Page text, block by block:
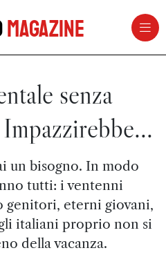
Magazine
senza
un bisogno. In modo
tutti: i ventenni
genitori, eterni giovani,
italiani proprio non si
della vacanza.